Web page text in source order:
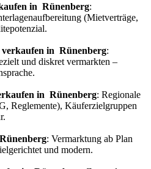
in Rünenberg:
(Mietverträge,
in Rünenberg:
und diskret vermarkten –
in Rünenberg: Regionale
Reglemente), Käuferzielgruppen
: Vermarktung ab Plan
und modern.